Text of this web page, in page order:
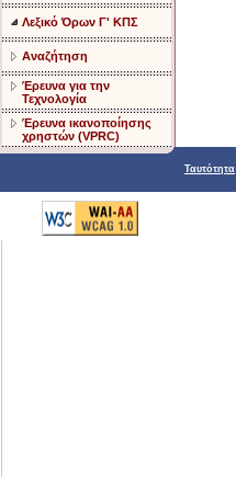
Λεξικό Όρων Γ' ΚΠΣ
Αναζήτηση
Έρευνα για την
Τεχνολογία
Έρευνα ικανοποίησης
χρηστών (VPRC)
Ταυτότητα